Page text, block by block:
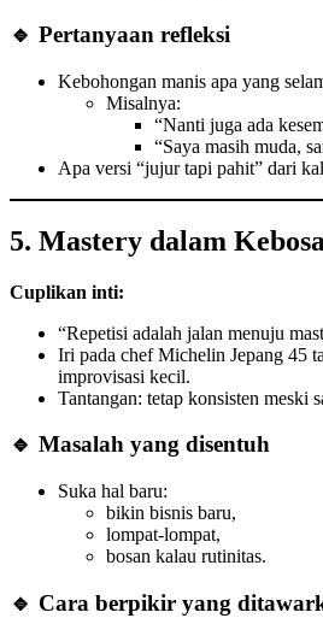
🔹 Pertanyaan refleksi
Kebohongan manis apa yang
Misalnya:
“Nanti juga ada
“Saya masih muda,
Apa versi “jujur tapi pahit” dari
5. Mastery dalam
Cuplikan inti:
“Repetisi adalah jalan menuju
Iri pada chef Michelin Jepang 45
improvisasi kecil.
Tantangan: tetap konsisten meski
🔹 Masalah yang disentuh
Suka hal baru:
bikin bisnis baru,
lompat-lompat,
bosan kalau rutinitas.
🔹 Cara berpikir yang